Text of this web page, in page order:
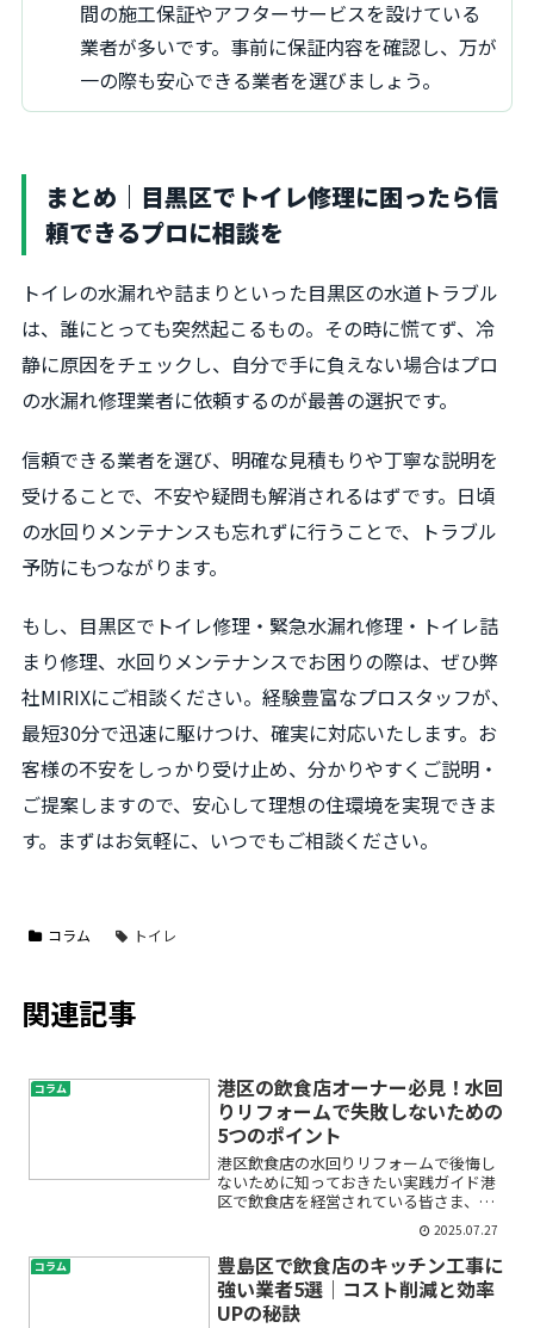
間の施工保証やアフターサービスを設けている
業者が多いです。事前に保証内容を確認し、万が
一の際も安心できる業者を選びましょう。
まとめ｜目黒区でトイレ修理に困ったら信
頼できるプロに相談を
トイレの水漏れや詰まりといった目黒区の水道トラブル
は、誰にとっても突然起こるもの。その時に慌てず、冷
静に原因をチェックし、自分で手に負えない場合はプロ
の水漏れ修理業者に依頼するのが最善の選択です。
信頼できる業者を選び、明確な見積もりや丁寧な説明を
受けることで、不安や疑問も解消されるはずです。日頃
の水回りメンテナンスも忘れずに行うことで、トラブル
予防にもつながります。
もし、目黒区でトイレ修理・緊急水漏れ修理・トイレ詰
まり修理、水回りメンテナンスでお困りの際は、ぜひ弊
社MIRIXにご相談ください。経験豊富なプロスタッフが、
最短30分で迅速に駆けつけ、確実に対応いたします。お
客様の不安をしっかり受け止め、分かりやすくご説明・
ご提案しますので、安心して理想の住環境を実現できま
す。まずはお気軽に、いつでもご相談ください。
コラム トイレ
関連記事
コラム
港区の飲食店オーナー必見！水回
りリフォームで失敗しないための
5つのポイント
港区飲食店の水回りリフォームで後悔し
ないために知っておきたい実践ガイド港
区で飲食店を経営されている皆さま、
「水回りのリフォームをしたいけれど、
失敗したくない」「厨房やトイレの改装
で営業に支障が出ないか心配」「排水管
や防水工事でトラブルが起き...
2025.07.27
コラム
豊島区で飲食店のキッチン工事に
強い業者5選｜コスト削減と効率
UPの秘訣